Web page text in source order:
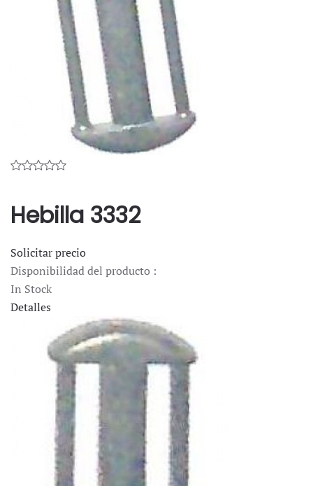
Hebilla 3332
Solicitar precio
Disponibilidad del producto :
In Stock
Detalles